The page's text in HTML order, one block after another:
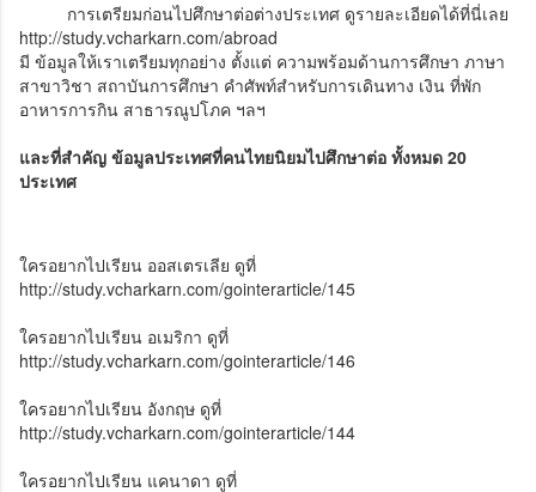
การเตรียมก่อนไปศึกษาต่อต่างประเทศ ดูรายละเอียดได้ที่นี่เลย
http://study.vcharkarn.com/abroad
มี ข้อมูลให้เราเตรียมทุกอย่าง ตั้งแต่ ความพร้อมด้านการศึกษา ภาษา
สาขาวิชา สถาบันการศึกษา คำศัพท์สำหรับการเดินทาง เงิน ที่พัก
อาหารการกิน สาธารณูปโภค ฯลฯ
และที่สำคัญ ข้อมูลประเทศที่คนไทยนิยมไปศึกษาต่อ ทั้งหมด 20
ประเทศ
ใครอยากไปเรียน ออสเตรเลีย ดูที่
http://study.vcharkarn.com/gointerarticle/145
ใครอยากไปเรียน อเมริกา ดูที่
http://study.vcharkarn.com/gointerarticle/146
ใครอยากไปเรียน อังกฤษ ดูที่
http://study.vcharkarn.com/gointerarticle/144
ใครอยากไปเรียน แคนาดา ดูที่